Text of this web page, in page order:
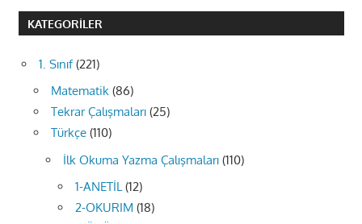
KATEGORILER
1. Sınıf(221)
Matematik (86)
Tekrar Çalışmaları (25)
Türkçe (110)
İlk Okuma Yazma Çalışmaları (110)
1-ANETİL(12)
2-OKURIM (18)